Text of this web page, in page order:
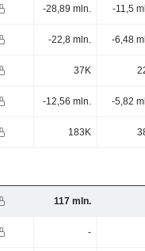
-28,89 mln. -11,5
-22,8 mln. -6,48
37K
-12,56 mln. -5,82
183K
117 mln.
-